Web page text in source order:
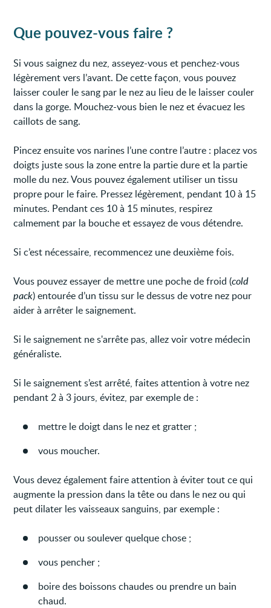
Que pouvez-vous faire ?
Si vous saignez du nez, asseyez-vous et penchez-vous
légèrement vers l’avant. De cette façon, vous pouvez
laisser couler le sang par le nez au lieu de le laisser couler
dans la gorge. Mouchez-vous bien le nez et évacuez les
caillots de sang.
Pincez ensuite vos narines l’une contre l’autre : placez vos
doigts juste sous la zone entre la partie dure et la partie
molle du nez. Vous pouvez également utiliser un tissu
propre pour le faire. Pressez légèrement, pendant 10 à 15
minutes. Pendant ces 10 à 15 minutes, respirez
calmement par la bouche et essayez de vous détendre.
Si c’est nécessaire, recommencez une deuxième fois.
Vous pouvez essayer de mettre une poche de froid (cold
pack) entourée d’un tissu sur le dessus de votre nez pour
aider à arrêter le saignement.
Si le saignement ne s'arrête pas, allez voir votre médecin
généraliste.
Si le saignement s’est arrêté, faites attention à votre nez
pendant 2 à 3 jours, évitez, par exemple de :
mettre le doigt dans le nez et gratter ;
vous moucher.
Vous devez également faire attention à éviter tout ce qui
augmente la pression dans la tête ou dans le nez ou qui
peut dilater les vaisseaux sanguins, par exemple :
pousser ou soulever quelque chose ;
vous pencher ;
boire des boissons chaudes ou prendre un bain
chaud.